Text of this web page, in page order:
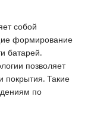
собой
формирование
батарей.
позволяет
покрытия. Такие
по